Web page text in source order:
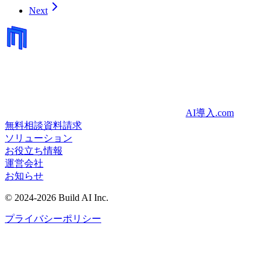
Next
AI導入.com
無料相談資料請求
ソリューション
お役立ち情報
運営会社
お知らせ
© 2024-2026 Build AI Inc.
プライバシーポリシー